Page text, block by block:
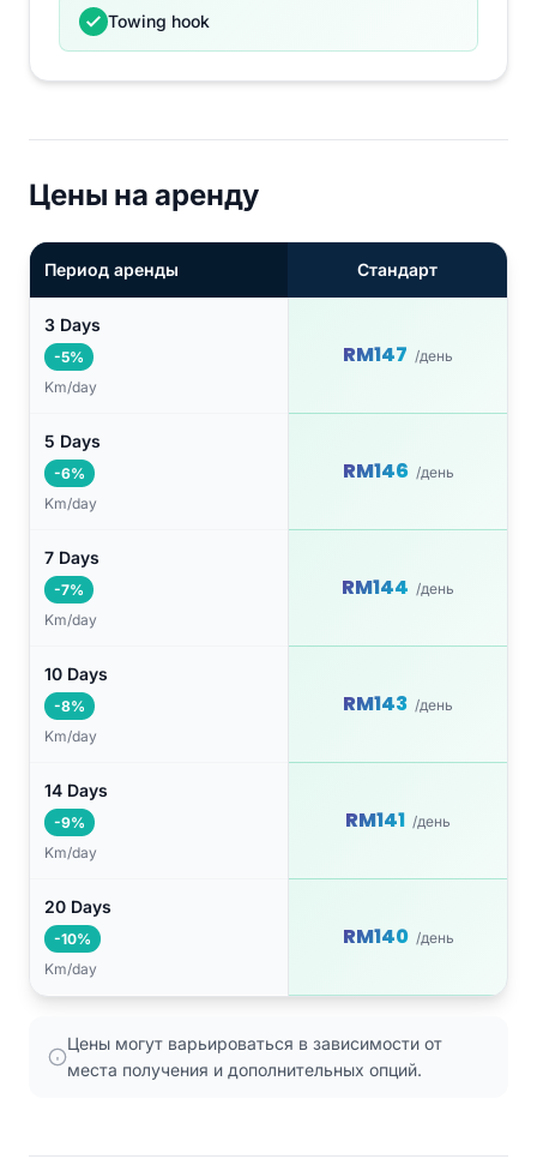
Towing hook
Цены на аренду
Период аренды Стандарт
3 Days
-5%
Km/day
RM147 /день
5 Days
-6%
Km/day
RM146 /день
7 Days
-7%
Km/day
RM144 /день
10 Days
-8%
Km/day
RM143 /день
14 Days
-9%
Km/day
RM141 /день
20 Days
-10%
Km/day
RM140 /день
Цены могут варьироваться в зависимости от
места получения и дополнительных опций.